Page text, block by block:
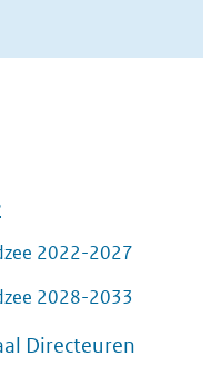
2022-2027
2028-2033
Directeuren